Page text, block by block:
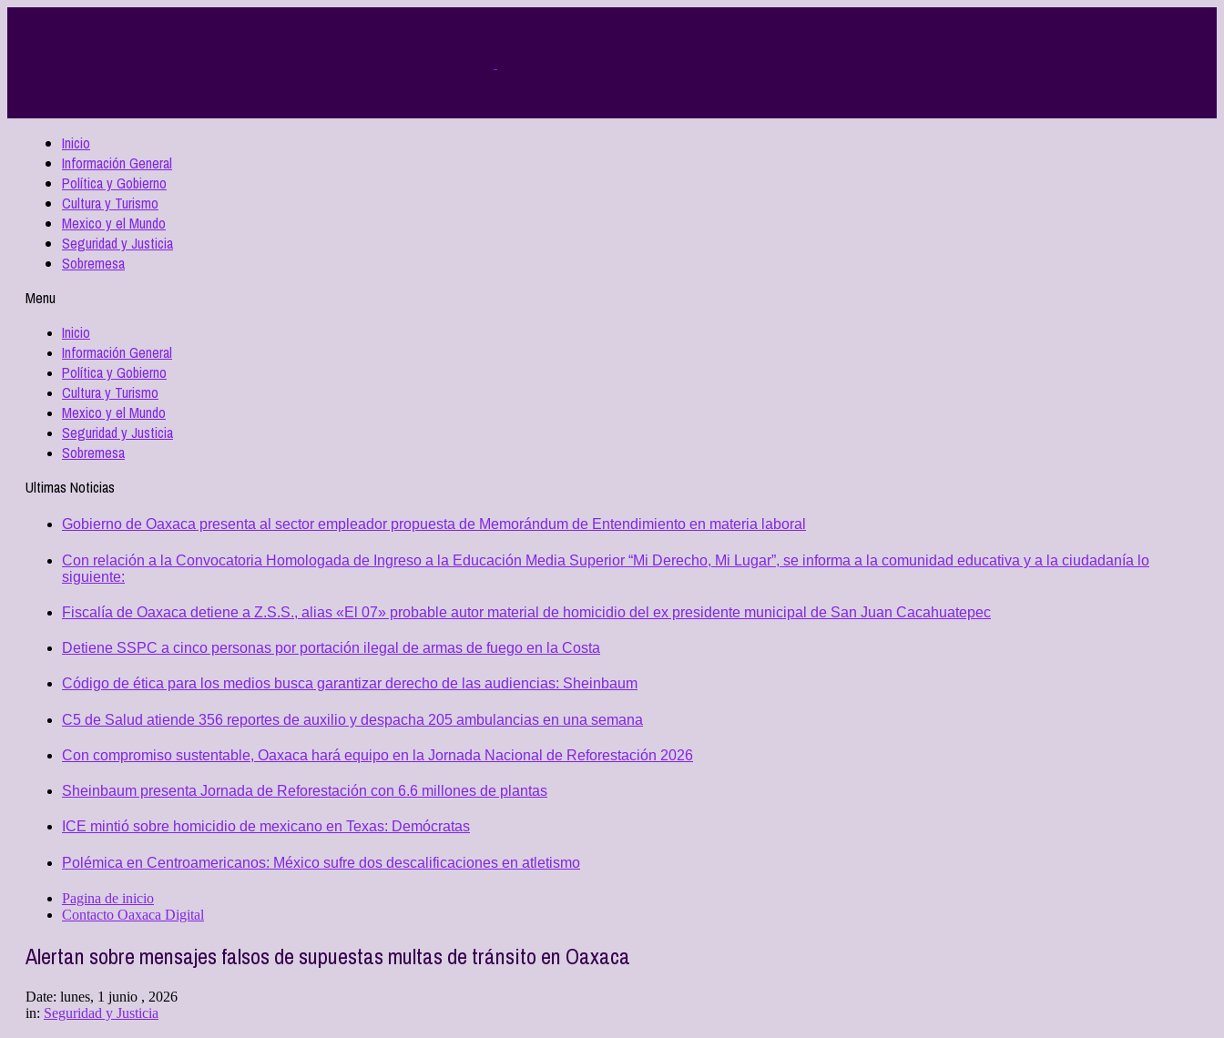
Inicio
Información General
Política y Gobierno
Cultura y Turismo
Mexico y el Mundo
Seguridad y Justicia
Sobremesa
Menu
Inicio
Información General
Política y Gobierno
Cultura y Turismo
Mexico y el Mundo
Seguridad y Justicia
Sobremesa
Ultimas Noticias
Gobierno de Oaxaca presenta al sector empleador propuesta de Memorándum de Entendimiento en materia laboral
Con relación a la Convocatoria Homologada de Ingreso a la Educación Media Superior “Mi Derecho, Mi Lugar”, se informa a la comunidad educativa y a la ciudadanía lo
siguiente:
Fiscalía de Oaxaca detiene a Z.S.S., alias «El 07» probable autor material de homicidio del ex presidente municipal de San Juan Cacahuatepec
Detiene SSPC a cinco personas por portación ilegal de armas de fuego en la Costa
Código de ética para los medios busca garantizar derecho de las audiencias: Sheinbaum
C5 de Salud atiende 356 reportes de auxilio y despacha 205 ambulancias en una semana
Con compromiso sustentable, Oaxaca hará equipo en la Jornada Nacional de Reforestación 2026
Sheinbaum presenta Jornada de Reforestación con 6.6 millones de plantas
ICE mintió sobre homicidio de mexicano en Texas: Demócratas
Polémica en Centroamericanos: México sufre dos descalificaciones en atletismo
Pagina de inicio
Contacto Oaxaca Digital
Alertan sobre mensajes falsos de supuestas multas de tránsito en Oaxaca
Date: lunes, 1 junio , 2026
in: Seguridad y Justicia